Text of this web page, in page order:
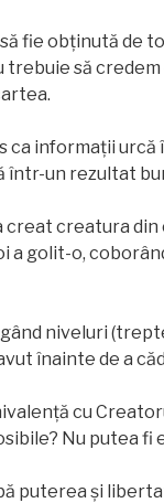
fie obținută de
să
informații urcă
un rezultat
creat creatura
a golit-o,
niveluri
înainte de a
cu
Nu putea fi
puterea și